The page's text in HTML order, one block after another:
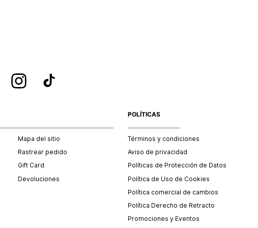
Mapa del sitio
Rastrear pedido
Gift Card
Devoluciones
POLÍTICAS
Términos y condiciones
Aviso de privacidad
Políticas de Protección de Datos
Política de Uso de Cookies
Política comercial de cambios
Política Derecho de Retracto
Promociones y Eventos